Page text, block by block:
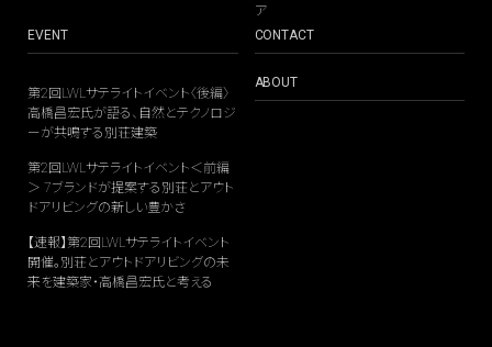
ア
EVENT
第2回LWLサテライトイベント〈後編〉
高橋昌宏氏が語る、自然とテクノロジ
ーが共鳴する別荘建築
第2回LWLサテライトイベント＜前編
＞ 7ブランドが提案する別荘とアウト
ドアリビングの新しい豊かさ
【速報】第2回LWLサテライトイベント
開催。別荘とアウトドアリビングの未
来を建築家・高橋昌宏氏と考える
CONTACT
ABOUT